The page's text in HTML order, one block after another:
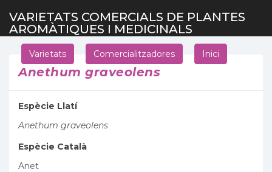
VARIETATS COMERCIALS DE PLANTES
AROMÀTIQUES I MEDICINALS
Varietats Comercialitzadores Inici
Anethum graveolens
Espècie Llatí
Anethum graveolens
Espècie Català
Anet